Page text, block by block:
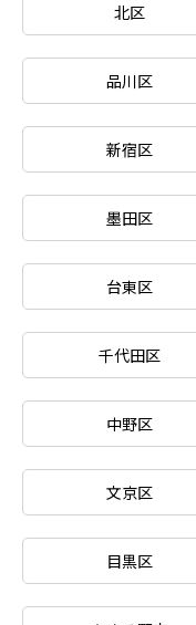
北区
品川区
新宿区
墨田区
台東区
千代田区
中野区
文京区
目黒区